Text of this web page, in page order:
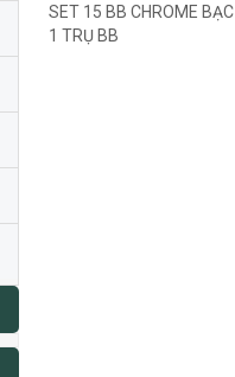
SET 15 BB CHROME BẠC
1 TRỤ BB